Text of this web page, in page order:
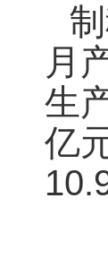
月
生
亿